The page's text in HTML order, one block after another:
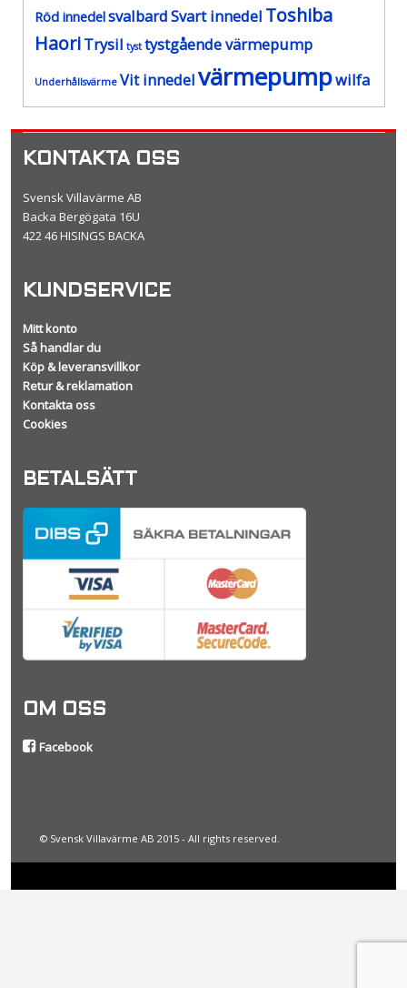
Röd innedelsvalbardSvart innedel Toshiba
HaoriTrysil tyst tystgående värmepump
Underhållsvärme Vit innedelvärmepumpwilfa
KONTAKTA OSS
Svensk Villavärme AB
Backa Bergögata 16U
422 46 HISINGS BACKA
KUNDSERVICE
Mitt konto
Så handlar du
Köp & leveransvillkor
Retur & reklamation
Kontakta oss
Cookies
BETALSÄTT
OM OSS
Facebook
© Svensk Villavärme AB 2015 - All rights reserved.